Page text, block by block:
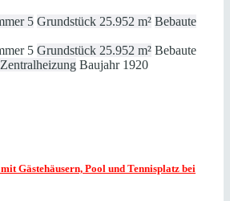
5 Grundstück 25.952 m² Bebaute
5 Grundstück 25.952 m² Bebaute
Zentralheizung Baujahr 1920
Gästehäusern, Pool und Tennisplatz bei